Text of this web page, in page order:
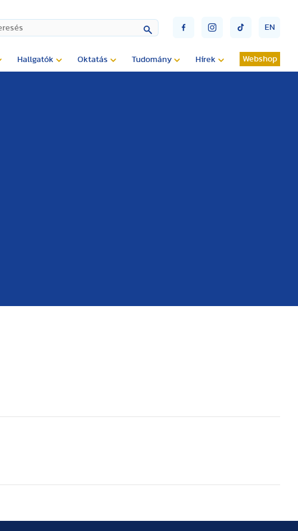
EN
Hallgatók Oktatás Tudomány Hírek Webshop